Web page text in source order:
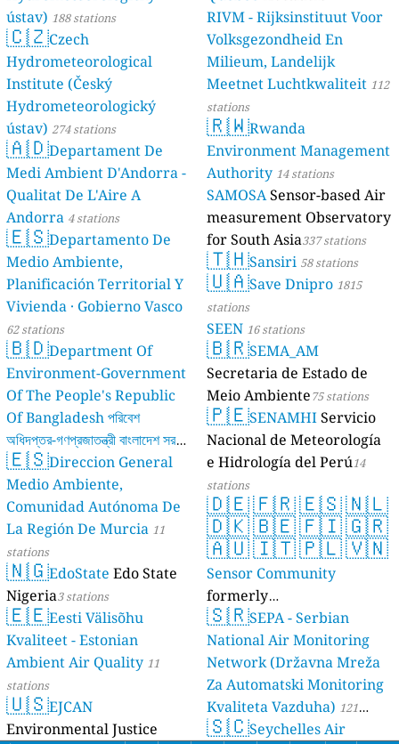
ústav) 188 stations
🇨🇿Czech
Hydrometeorological
Institute (Český
Hydrometeorologický
ústav) 274 stations
🇦🇩Departament De
Medi Ambient D'Andorra -
Qualitat De L'Aire A
Andorra 4 stations
🇪🇸Departamento De
Medio Ambiente,
Planificación Territorial Y
Vivienda · Gobierno Vasco
62 stations
🇧🇩Department Of
Environment-Government
Of The People's Republic
Of Bangladesh পরিবেশ
অধিদপ্তর-গণপ্রজাতন্ত্রী বাংলাদেশ সরকার
17 stations
🇪🇸Direccion General
Medio Ambiente,
Comunidad Autónoma De
La Región De Murcia 11
stations
🇳🇬EdoState Edo State
Nigeria3 stations
🇪🇪Eesti Välisõhu
Kvaliteet - Estonian
Ambient Air Quality 11
stations
🇺🇸EJCAN
Environmental Justice
RIVM - Rijksinstituut Voor
Volksgezondheid En
Milieum, Landelijk
Meetnet Luchtkwaliteit 112
stations
🇷🇼Rwanda
Environment Management
Authority 14 stations
SAMOSASensor-based Air
measurement Observatory
for South Asia337 stations
🇹🇭Sansiri 58 stations
🇺🇦Save Dnipro 1815
stations
SEEN 16 stations
🇧🇷SEMA_AM
Secretaria de Estado de
Meio Ambiente75 stations
🇵🇪SENAMHIServicio
Nacional de Meteorología
e Hidrología del Perú14
stations
🇩🇪🇫🇷🇪🇸🇳🇱
🇩🇰🇧🇪🇫🇮🇬🇷
🇦🇺🇮🇹🇵🇱🇻🇳
Sensor Community
formerly
luftdaten.info35809 stations
🇸🇷SEPA - Serbian
National Air Monitoring
Network (Državna Mreža
Za Automatski Monitoring
Kvaliteta Vazduha) 121
stations
🇸🇨Seychelles Air